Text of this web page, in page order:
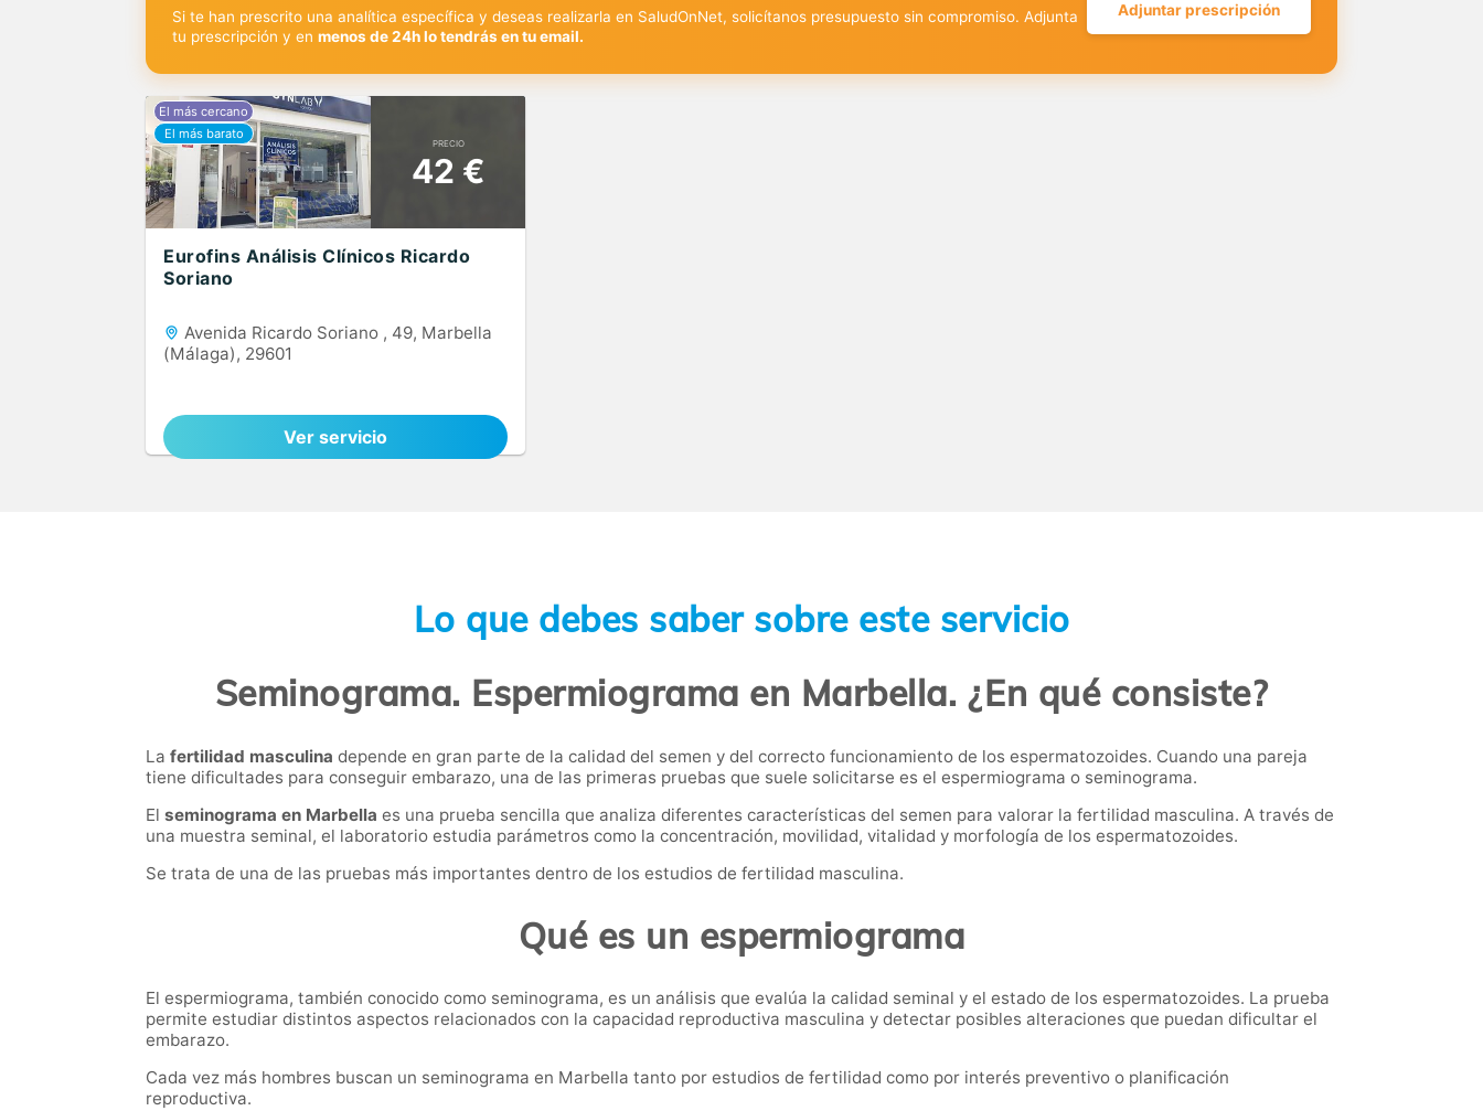
Si te han prescrito una analítica específica y deseas realizarla en SaludOnNet, solicítanos presupuesto sin compromiso. Adjunta
tu prescripción y en menos de 24h lo tendrás en tu email.
Adjuntar prescripción
PRECIO
42 €
Eurofins Análisis Clínicos Ricardo
Soriano
Avenida Ricardo Soriano , 49, Marbella
(Málaga), 29601
Ver servicio
Lo que debes saber sobre este servicio
Seminograma. Espermiograma en Marbella. ¿En qué consiste?
La fertilidad masculina depende en gran parte de la calidad del semen y del correcto funcionamiento de los espermatozoides. Cuando una pareja
tiene dificultades para conseguir embarazo, una de las primeras pruebas que suele solicitarse es el espermiograma o seminograma.
El seminograma en Marbella es una prueba sencilla que analiza diferentes características del semen para valorar la fertilidad masculina. A través de
una muestra seminal, el laboratorio estudia parámetros como la concentración, movilidad, vitalidad y morfología de los espermatozoides.
Se trata de una de las pruebas más importantes dentro de los estudios de fertilidad masculina.
Qué es un espermiograma
El espermiograma, también conocido como seminograma, es un análisis que evalúa la calidad seminal y el estado de los espermatozoides. La prueba
permite estudiar distintos aspectos relacionados con la capacidad reproductiva masculina y detectar posibles alteraciones que puedan dificultar el
embarazo.
Cada vez más hombres buscan un seminograma en Marbella tanto por estudios de fertilidad como por interés preventivo o planificación
reproductiva.